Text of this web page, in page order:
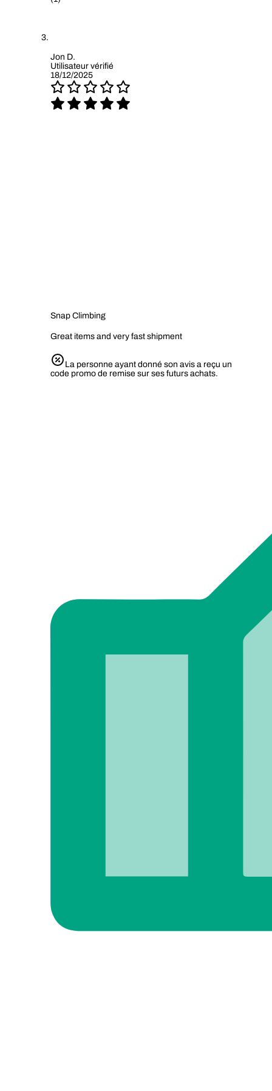
Jon D.
Utilisateur vérifié
18/12/2025
Snap Climbing
Great items and very fast shipment
La personne ayant donné son avis a reçu un
code promo de remise sur ses futurs achats.